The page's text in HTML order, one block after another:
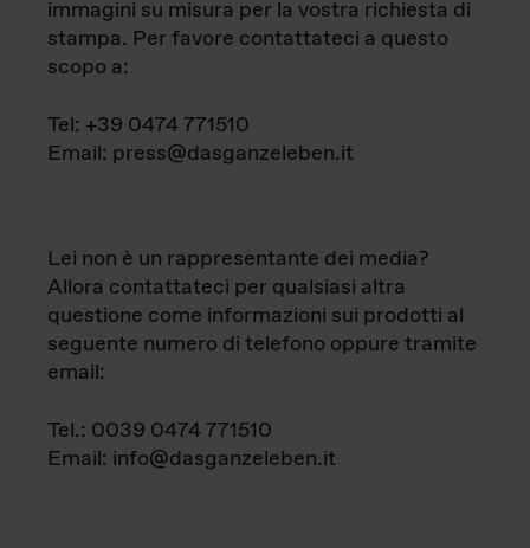
immagini su misura per la vostra richiesta di
stampa. Per favore contattateci a questo
scopo a:
Tel: +39 0474 771510
Email: press@dasganzeleben.it
Lei non è un rappresentante dei media?
Allora contattateci per qualsiasi altra
questione come informazioni sui prodotti al
seguente numero di telefono oppure tramite
email:
Tel.: 0039 0474 771510
Email: info@dasganzeleben.it